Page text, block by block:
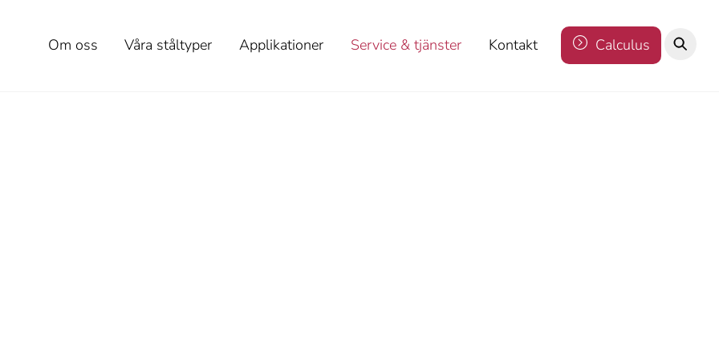
Om oss Våra ståltyper Applikationer Service & tjänster Kontakt Calculus